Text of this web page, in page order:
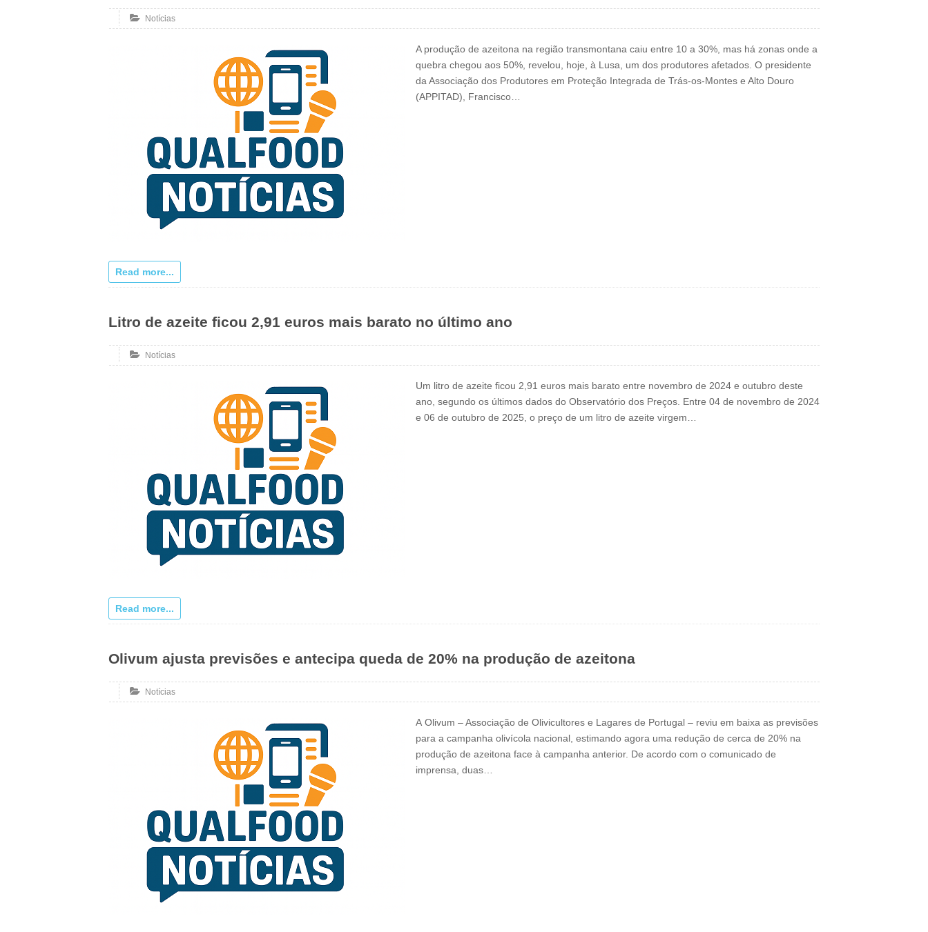
Notícias
A produção de azeitona na região transmontana caiu entre 10 a 30%, mas há zonas onde a
quebra chegou aos 50%, revelou, hoje, à Lusa, um dos produtores afetados. O presidente
da Associação dos Produtores em Proteção Integrada de Trás-os-Montes e Alto Douro
(APPITAD), Francisco…
Read more...
Litro de azeite ficou 2,91 euros mais barato no último ano
Notícias
Um litro de azeite ficou 2,91 euros mais barato entre novembro de 2024 e outubro deste
ano, segundo os últimos dados do Observatório dos Preços. Entre 04 de novembro de 2024
e 06 de outubro de 2025, o preço de um litro de azeite virgem…
Read more...
Olivum ajusta previsões e antecipa queda de 20% na produção de azeitona
Notícias
A Olivum – Associação de Olivicultores e Lagares de Portugal – reviu em baixa as previsões
para a campanha olivícola nacional, estimando agora uma redução de cerca de 20% na
produção de azeitona face à campanha anterior. De acordo com o comunicado de
imprensa, duas…